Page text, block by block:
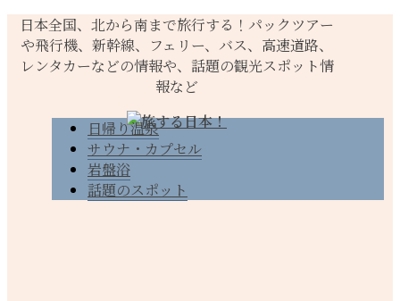
日本全国、北から南まで旅行する！パックツアー
や飛行機、新幹線、フェリー、バス、高速道路、
レンタカーなどの情報や、話題の観光スポット情
報など
日帰り温泉
サウナ・カプセル
岩盤浴
話題のスポット